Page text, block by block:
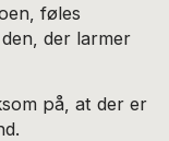
føles
der larmer
på, at der er